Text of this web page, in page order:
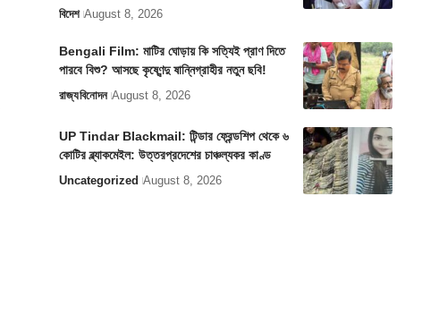
বিদেশ August 8, 2026
Bengali Film: মাটির ঘোড়ায় কি সত্যিই প্রাণ দিতে
পারবে বিশু? আসছে কৃষ্ণেন্দু ষান্নিগ্রাহীর নতুন ছবি!
রাজ্যবিনোদন August 8, 2026
UP Tindar Blackmail: টিন্ডার ফ্রেন্ডশিপ থেকে ৬
কোটির ব্ল্যাকমেইল: উত্তরপ্রদেশের চাঞ্চল্যকর কাণ্ড
Uncategorized August 8, 2026